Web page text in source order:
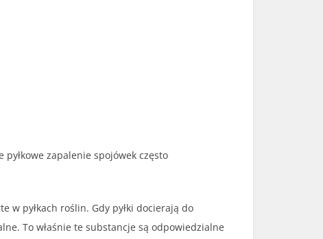
zapalenie spojówek często
w pyłkach roślin. Gdy pyłki docierają do
To właśnie te substancje są odpowiedzialne